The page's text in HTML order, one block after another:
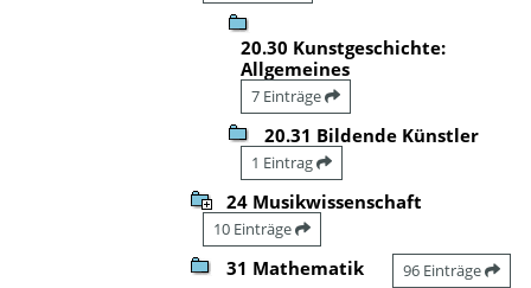
20.30 Kunstgeschichte:
Allgemeines
7 Einträge
20.31 Bildende Künstler
1 Eintrag
24 Musikwissenschaft
10 Einträge
31 Mathematik 96 Einträge